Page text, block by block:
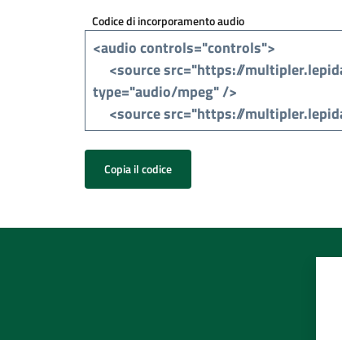
Codice di incorporamento audio
Copia il codice